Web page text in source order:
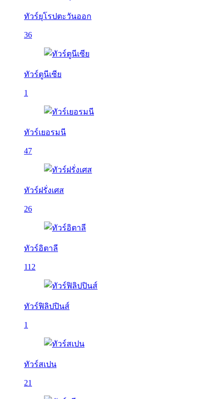
ทัวร์ยุโรปตะวันออก
36
ทัวร์ตูนีเซีย
1
ทัวร์เยอรมนี
47
ทัวร์ฝรั่งเศส
26
ทัวร์อิตาลี
112
ทัวร์ฟิลิปปินส์
1
ทัวร์สเปน
21